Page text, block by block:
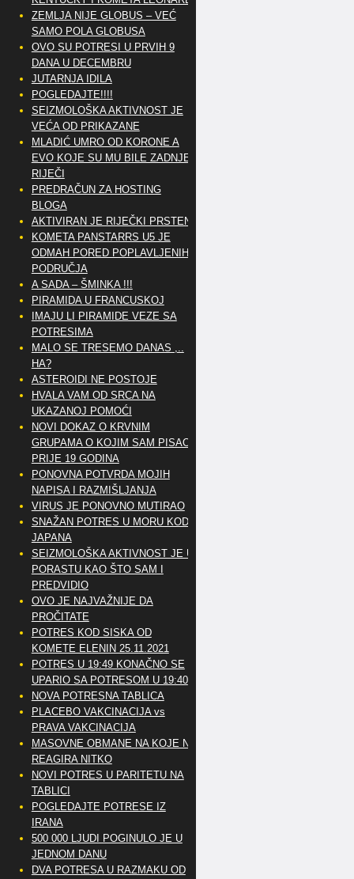
ZEMLJA NIJE GLOBUS – VEĆ
SAMO POLA GLOBUSA
OVO SU POTRESI U PRVIH 9
DANA U DECEMBRU
JUTARNJA IDILA
POGLEDAJTE!!!!
SEIZMOLOŠKA AKTIVNOST JE
VEĆA OD PRIKAZANE
MLADIĆ UMRO OD KORONE A
EVO KOJE SU MU BILE ZADNJE
RIJEČI
PREDRAČUN ZA HOSTING
BLOGA
AKTIVIRAN JE RIJEČKI PRSTEN
KOMETA PANSTARRS U5 JE
ODMAH PORED POPLAVLJENIH
PODRUČJA
A SADA – ŠMINKA !!!
PIRAMIDA U FRANCUSKOJ
IMAJU LI PIRAMIDE VEZE SA
POTRESIMA
MALO SE TRESEMO DANAS ,..
HA?
ASTEROIDI NE POSTOJE
HVALA VAM OD SRCA NA
UKAZANOJ POMOĆI
NOVI DOKAZ O KRVNIM
GRUPAMA O KOJIM SAM PISAO
PRIJE 19 GODINA
PONOVNA POTVRDA MOJIH
NAPISA I RAZMIŠLJANJA
VIRUS JE PONOVNO MUTIRAO
SNAŽAN POTRES U MORU KOD
JAPANA
SEIZMOLOŠKA AKTIVNOST JE U
PORASTU KAO ŠTO SAM I
PREDVIDIO
OVO JE NAJVAŽNIJE DA
PROČITATE
POTRES KOD SISKA OD
KOMETE ELENIN 25.11.2021
POTRES U 19:49 KONAČNO SE
UPARIO SA POTRESOM U 19:40
NOVA POTRESNA TABLICA
PLACEBO VAKCINACIJA vs
PRAVA VAKCINACIJA
MASOVNE OBMANE NA KOJE NE
REAGIRA NITKO
NOVI POTRES U PARITETU NA
TABLICI
POGLEDAJTE POTRESE IZ
IRANA
500 000 LJUDI POGINULO JE U
JEDNOM DANU
DVA POTRESA U RAZMAKU OD